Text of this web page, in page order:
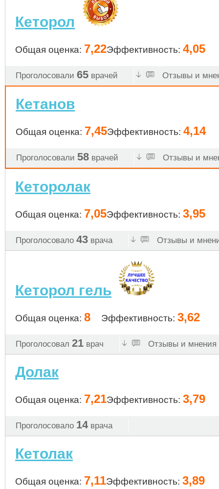
Кеторол
Общая оценка: 7,22Эффективность: 4,05
Проголосовали 65 врачей Отзывы и
Кетанов
Общая оценка: 7,45Эффективность: 4,14
Проголосовали 58 врачей Отзывы и
Кеторолак
Общая оценка: 7,05Эффективность: 3,95
Проголосовало 43 врача Отзывы и
Кеторол гель
Общая оценка: 8 Эффективность: 3,62
Проголосовал 21 врач Отзывы и мнения
Долак
Общая оценка: 7,21Эффективность: 3,79
Проголосовало 14 врача
Кетолак
Общая оценка: 7,11Эффективность: 3,89